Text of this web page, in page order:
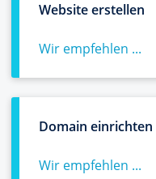
Website erstellen
Wir empfehlen ...
Domain einrichten
Wir empfehlen ...